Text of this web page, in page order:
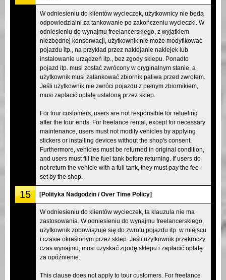
W odniesieniu do klientów wycieczek, użytkownicy nie będą
odpowiedzialni za tankowanie po zakończeniu wycieczki. W
odniesieniu do wynajmu freelancerskiego, z wyjątkiem
niezbędnej konserwacji, użytkownik nie może modyfikować
pojazdu itp., na przykład przez naklejanie naklejek lub
instalowanie urządzeń itp., bez zgody sklepu. Ponadto
pojazd itp. musi zostać zwrócony w oryginalnym stanie, a
użytkownik musi zatankować zbiornik paliwa przed zwrotem.
Jeśli użytkownik nie zwróci pojazdu z pełnym zbiornikiem,
musi zapłacić opłatę ustaloną przez sklep.
For tour customers, users are not responsible for refueling
after the tour ends. For freelance rental, except for necessary
maintenance, users must not modify vehicles by applying
stickers or installing devices without the shop's consent.
Furthermore, vehicles must be returned in original condition,
and users must fill the fuel tank before returning. If users do
not return the vehicle with a full tank, they must pay the fee
set by the shop.
15 [Polityka Nadgodzin / Over Time Policy]
W odniesieniu do klientów wycieczek, ta klauzula nie ma
zastosowania. W odniesieniu do wynajmu freelancerskiego,
użytkownik zobowiązuje się do zwrotu pojazdu itp. w miejscu
i czasie określonym przez sklep. Jeśli użytkownik przekroczy
czas wynajmu, musi uzyskać zgodę sklepu i zapłacić opłatę
za opóźnienie.
This clause does not apply to tour customers. For freelance